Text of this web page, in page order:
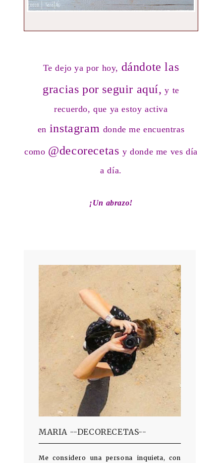
Te dejo ya por hoy, dándote las
gracias por seguir aquí, y te
recuerdo, que ya estoy activa
en instagram donde me encuentras
como @decorecetas y donde me ves día
a día.
¡Un abrazo!
MARIA --DECORECETAS--
Me considero una persona inquieta, con